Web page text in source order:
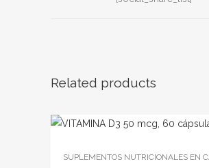
Related products
SUPLEMENTOS NUTRICIONALES EN